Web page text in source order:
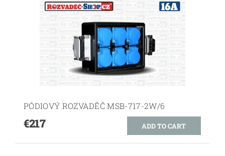
PÓDIOVÝ ROZVADĚČ MSB-717-2W/6
€217